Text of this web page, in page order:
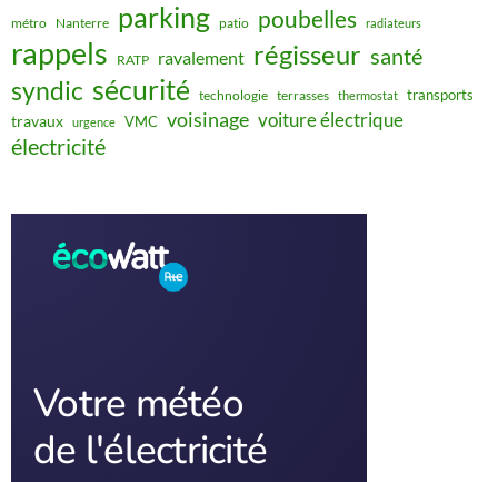
métro Nanterre parking patio poubelles radiateurs
rappels RATP ravalement régisseur santé
syndic sécurité technologie terrasses thermostat transports
travaux urgence VMC voisinage voiture électrique
électricité